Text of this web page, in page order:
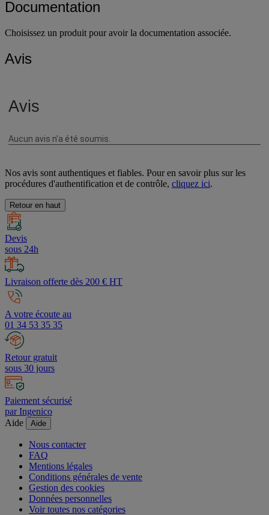
Documentation
Choisissez un produit pour avoir la documentation associée.
Avis
Nos avis sont authentiques et fiables. Pour en savoir plus sur les
procédures d'authentification et de contrôle, cliquez ici.
Retour en haut
Devis
sous 24h
Livraison offerte dès 200 € HT
A votre écoute au
01 34 53 35 35
Retour gratuit
sous 30 jours
Paiement sécurisé
par Ingenico
Aide
Aide
Nous contacter
FAQ
Mentions légales
Conditions générales de vente
Gestion des cookies
Données personnelles
Voir toutes nos catégories